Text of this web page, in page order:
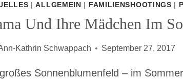
|ALLGEMEIN | FAMILIENSHOOTINGS |
Und Ihre Mädchen Im
Kathrin Schwappach September 27, 2017
Sonnenblumenfeld – im